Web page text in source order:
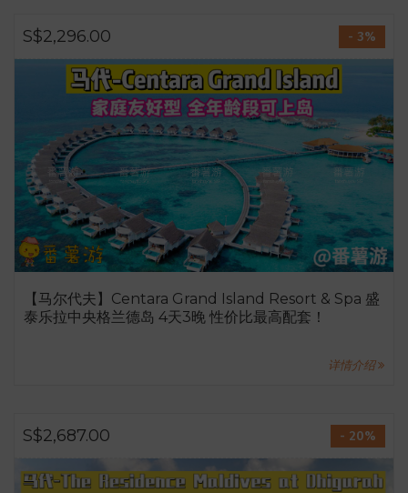
S$2,296.00 - 3%
【马尔代夫】Centara Grand Island Resort & Spa 盛
泰乐拉中央格兰德岛 4天3晚 性价比最高配套！
详情介绍
S$2,687.00 - 20%